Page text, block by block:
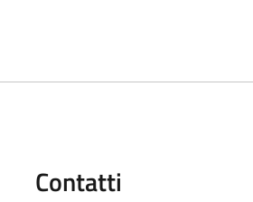
Contatti